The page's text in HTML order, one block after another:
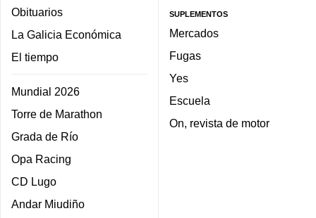
Obituarios
La Galicia Económica
El tiempo
Mundial 2026
Torre de Marathon
Grada de Río
Opa Racing
CD Lugo
Andar Miudiño
SUPLEMENTOS
Mercados
Fugas
Yes
Escuela
On, revista de motor